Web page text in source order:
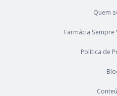
Quem
Farmácia Sempre
Política de